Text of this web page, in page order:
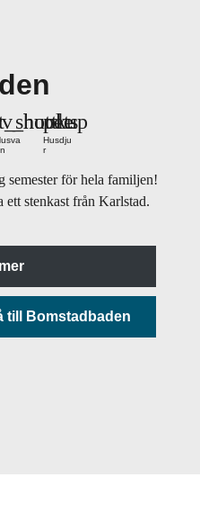
pets
Husdju
r
för hela familjen!
stenkast från Karlstad.
till Bomstadbaden